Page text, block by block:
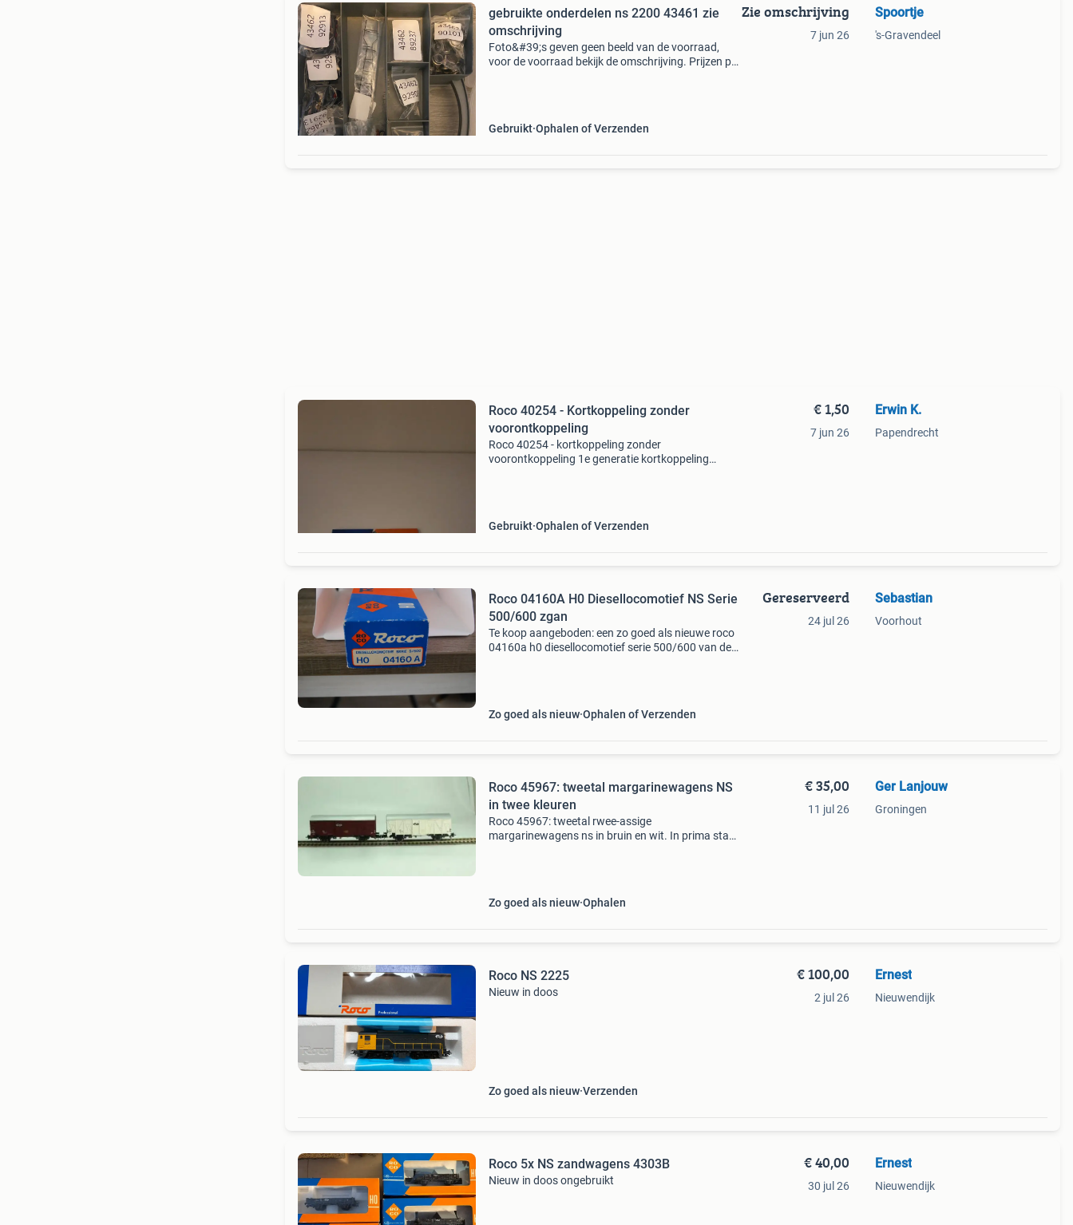
gebruikte onderdelen ns 2200 43461 zie
omschrijving
Foto&#39;s geven geen beeld van de voorraad,
voor de voorraad bekijk de omschrijving. Prijzen per
Gebruikt Ophalen of Verzenden
Zie omschrijving
7 jun 26
Spoortje
's-Gravendeel
Roco 40254 - Kortkoppeling zonder
voorontkoppeling
Roco 40254 - kortkoppeling zonder
voorontkoppeling 1e generatie kortkoppeling
Gebruikt Ophalen of Verzenden
€ 1,50
7 jun 26
Erwin K.
Papendrecht
Roco 04160A H0 Diesellocomotief NS Serie
500/600 zgan
Te koop aangeboden: een zo goed als nieuwe roco
04160a h0 diesellocomotief serie 500/600 van de
Zo goed als nieuw Ophalen of Verzenden
Gereserveerd
24 jul 26
Sebastian
Voorhout
Roco 45967: tweetal margarinewagens NS
in twee kleuren
Roco 45967: tweetal rwee-assige
margarinewagens ns in bruin en wit. In prima staat,
Zo goed als nieuw Ophalen
€ 35,00
11 jul 26
Ger Lanjouw
Groningen
Roco NS 2225
Nieuw in doos
Zo goed als nieuw Verzenden
€ 100,00
2 jul 26
Ernest
Nieuwendijk
Roco 5x NS zandwagens 4303B
Nieuw in doos ongebruikt
€ 40,00
30 jul 26
Ernest
Nieuwendijk